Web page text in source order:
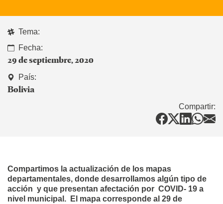
Tema:
Fecha:
29 de septiembre, 2020
País:
Bolivia
Compartir:
Compartimos la actualización de los mapas
departamentales, donde desarrollamos algún tipo de
acción y que presentan afectación por COVID- 19 a
nivel municipal.
El mapa corresponde al 29 de